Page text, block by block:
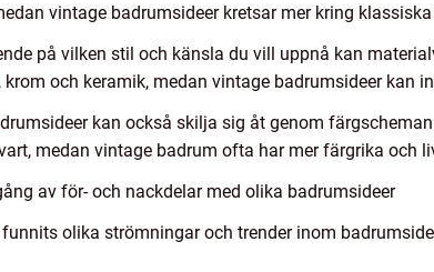
vintage badrumsideer kretsar mer kring
på vilken stil och känsla du vill uppnå kan
och keramik, medan vintage badrumsideer kan
kan också skilja sig åt genom
medan vintage badrum ofta har mer färgrika och
av för- och nackdelar med olika badrumsideer
olika strömningar och trender inom